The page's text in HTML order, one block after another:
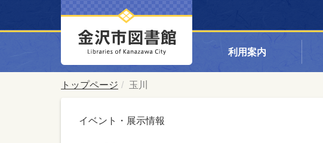
利用案内
トップページ 玉川
イベント・展示情報